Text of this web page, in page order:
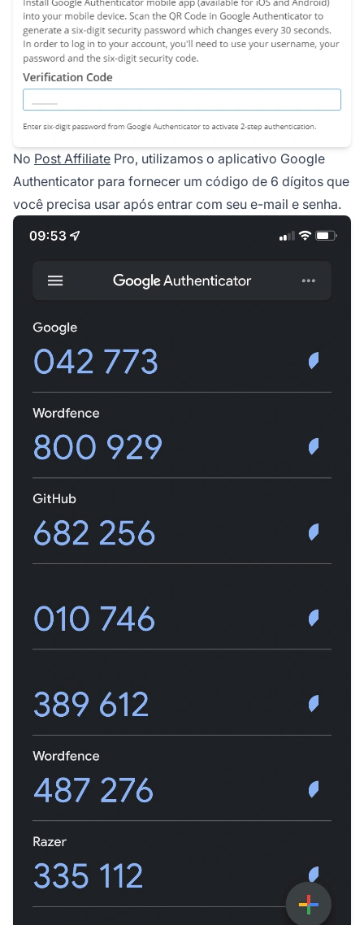
No Post Affiliate Pro, utilizamos o aplicativo Google
Authenticator para fornecer um código de 6 dígitos que
você precisa usar após entrar com seu e-mail e senha.